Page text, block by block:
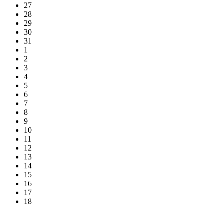
27
28
29
30
31
1
2
3
4
5
6
7
8
9
10
11
12
13
14
15
16
17
18